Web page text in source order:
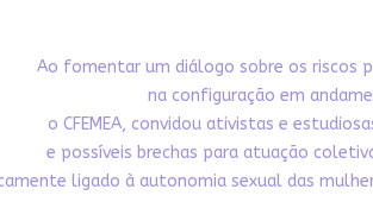
Ao fomentar um diálogo sobre os riscos
na configuração em
o CFEMEA, convidou ativistas e
e possíveis brechas para atuação
ligado à autonomia sexual das